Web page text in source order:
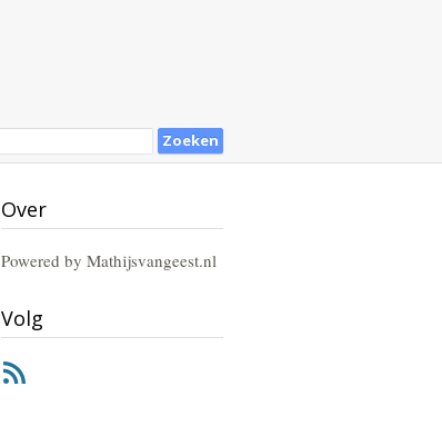
Over
Powered by Mathijsvangeest.nl
Volg